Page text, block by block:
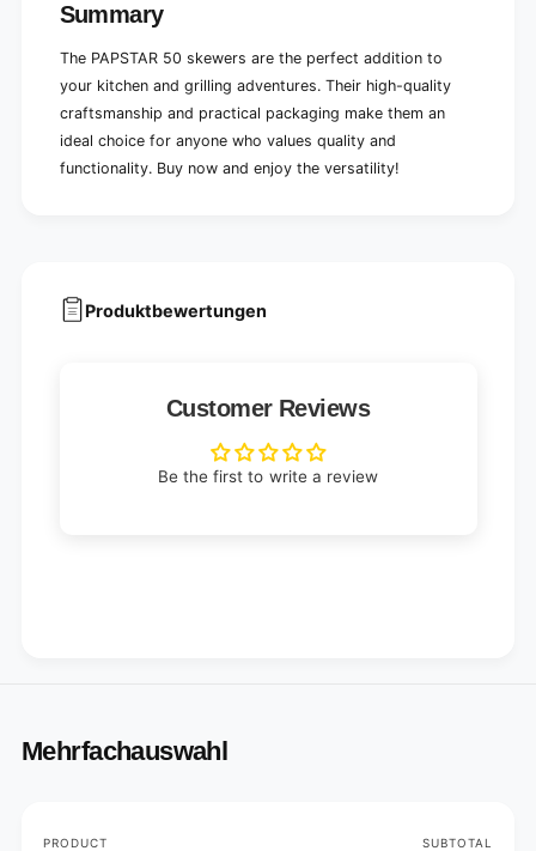
Summary
The PAPSTAR 50 skewers are the perfect addition to
your kitchen and grilling adventures. Their high-quality
craftsmanship and practical packaging make them an
ideal choice for anyone who values quality and
functionality. Buy now and enjoy the versatility!
Produktbewertungen
Customer Reviews
Be the first to write a review
Mehrfachauswahl
Your
PRODUCT SUBTOTAL